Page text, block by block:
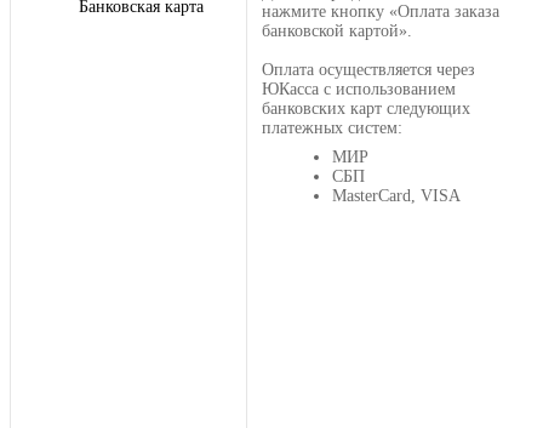
Банковская карта
нажмите кнопку «Оплата заказа
банковской картой».
Оплата осуществляется через
ЮКасса с использованием
банковских карт следующих
платежных систем:
МИР
СБП
MasterCard, VISA